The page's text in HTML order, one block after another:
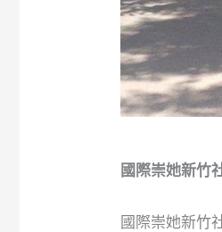
國際崇她新竹
國際崇她新竹